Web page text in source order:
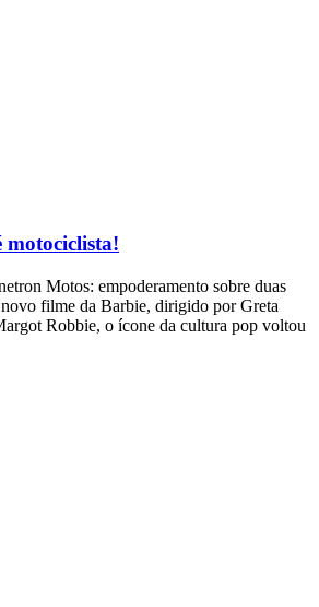
motociclista!
Motos: empoderamento sobre duas
filme da Barbie, dirigido por Greta
Robbie, o ícone da cultura pop voltou